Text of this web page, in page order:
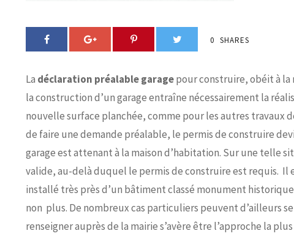
0 SHARES
La déclaration préalable garagepour construire, obéit à la
la construction d’un garage entraîne nécessairement la
nouvelle surface planchée, comme pour les autres travaux
de faire une demande préalable, le permis de construire
garage est attenant à la maison d’habitation. Sur une telle
valide, au-delà duquel le permis de construire est requis. Il
installé très près d’un bâtiment classé monument
non plus. De nombreux cas particuliers peuvent d’ailleurs
renseigner auprès de la mairie s’avère être l’approche la